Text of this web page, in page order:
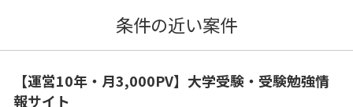
条件の近い案件
【運営10年・月3,000PV】大学受験・受験勉強情
報サイト